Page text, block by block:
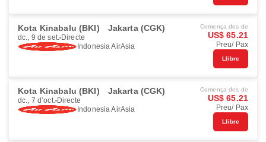
Kota Kinabalu (BKI) Jakarta (CGK)
dc., 9 de set. Directe
Indonesia AirAsia
Comença des de
US$ 65.21
Preu/ Pax
Llibre
Kota Kinabalu (BKI) Jakarta (CGK)
dc., 7 d’oct. Directe
Indonesia AirAsia
Comença des de
US$ 65.21
Preu/ Pax
Llibre